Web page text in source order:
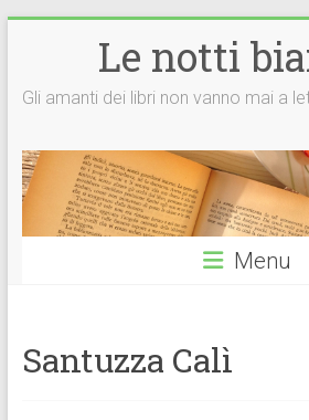
Le notti
Gli amanti dei libri non vanno mai a
Menu
Santuzza Calì